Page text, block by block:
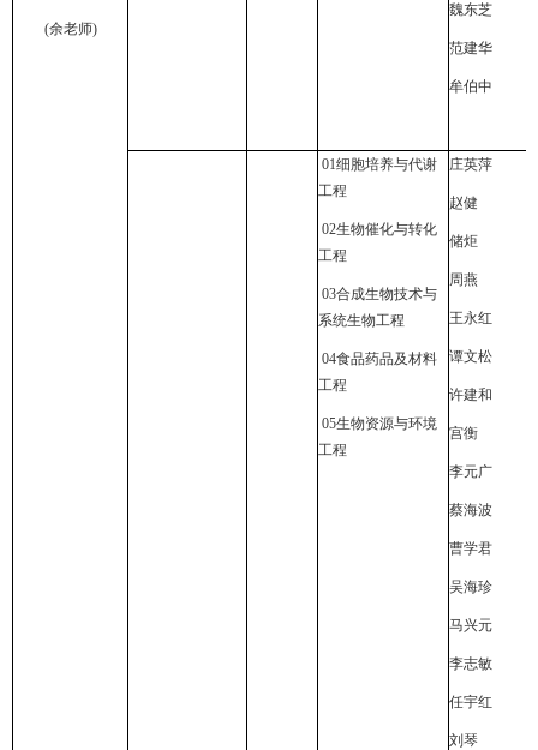
(余老师)
魏东芝
范建华
牟伯中
01细胞培养与代谢
工程
02生物催化与转化
工程
03合成生物技术与
系统生物工程
04食品药品及材料
工程
05生物资源与环境
工程
庄英萍
赵健
储炬
周燕
王永红
谭文松
许建和
宫衡
李元广
蔡海波
曹学君
吴海珍
马兴元
李志敏
任宇红
刘琴